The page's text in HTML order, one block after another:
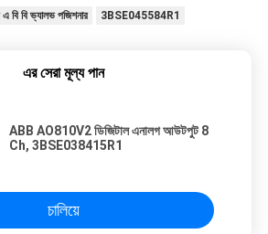
বি বি ভ্যালভ পজিশনার 3BSE045584R1
এর সেরা মূল্য পান
ABB AO810V2 ডিজিটাল এনালগ আউটপুট 8
Ch, 3BSE038415R1
চালিয়ে